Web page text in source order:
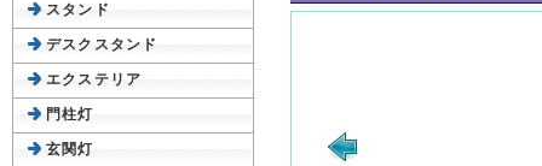
スタンド
デスクスタンド
エクステリア
門柱灯
玄関灯